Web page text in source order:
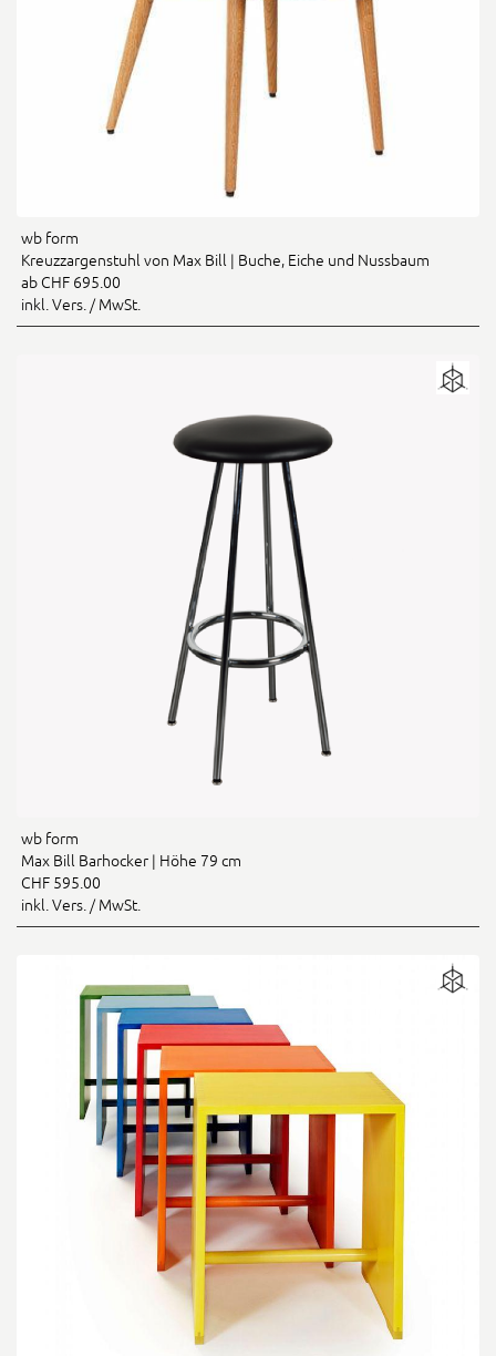
wb form
Kreuzzargenstuhl von Max Bill | Buche, Eiche und Nussbaum
ab CHF 695.00
inkl. Vers. / MwSt.
wb form
Max Bill Barhocker | Höhe 79 cm
CHF 595.00
inkl. Vers. / MwSt.